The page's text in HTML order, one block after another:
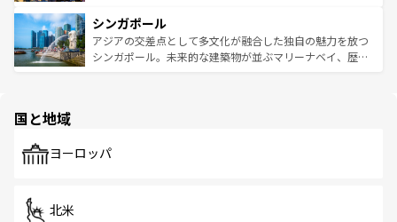
参照してほしい。
激する。気候は一年中温暖で、どの季節にも異なる楽しみ
が待っている。親しみやすいタイの人々、仏教を中心とし
た文化、そして多様な観光資源が、訪れる旅人を魅了し続
み、どこを訪れても感動するはず。観光スポットが密集し
ており、効率よく見どころを回れるのも魅力。息をのむよ
うな絶景から文化的な体験まで、香港を存分に楽しみ尽く
シンガポール
アジアの交差点として多文化が融合した独自の魅力を放つ
シンガポール。未来的な建築物が並ぶマリーナベイ、歴史
で、ホーカーズは地元の風情を楽しめる外せないスポット
国と地域
ヨーロッパ
北米